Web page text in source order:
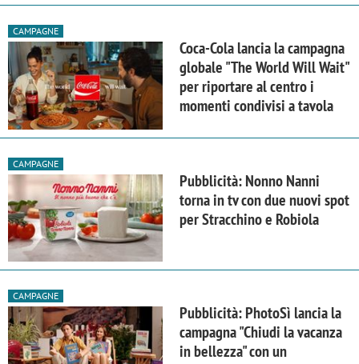
CAMPAGNE
Coca-Cola lancia la campagna
globale "The World Will Wait"
per riportare al centro i
momenti condivisi a tavola
CAMPAGNE
Pubblicità: Nonno Nanni
torna in tv con due nuovi spot
per Stracchino e Robiola
CAMPAGNE
Pubblicità: PhotoSì lancia la
campagna "Chiudi la vacanza
in bellezza" con un